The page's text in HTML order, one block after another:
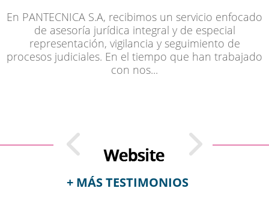
En PANTECNICA S.A, recibimos un servicio enfocado
de asesoría jurídica integral y de especial
representación, vigilancia y seguimiento de
procesos judiciales. En el tiempo que han trabajado
con nos...
+ MÁS TESTIMONIOS